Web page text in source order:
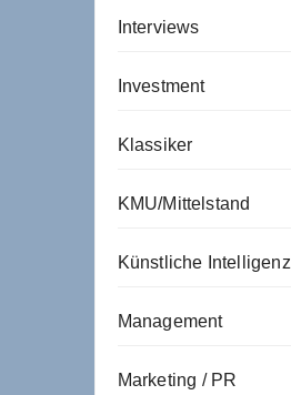
Interviews
Investment
Klassiker
KMU/Mittelstand
Künstliche Intelligenz
Management
Marketing / PR